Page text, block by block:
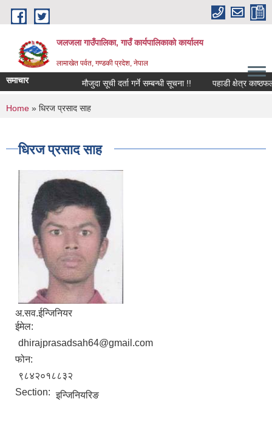
Skip to main content
जलजला गाउँपालिका, गाउँ कार्यपालिकाको कार्यालय
लामाखेत पर्वत, गण्डकी प्रदेश, नेपाल
समाचार मौजुदा सूची दर्ता गर्ने सम्बन्धी सूचना !! पहाडी क्षेत्र
You are here
Home » धिरज प्रसाद साह
धिरज प्रसाद साह
अ.सव.ईन्जिनियर
ईमेल:
dhirajprasadsah64@gmail.com
फोन:
९८४२०१८८३२
Section: इन्जिनियरिङ